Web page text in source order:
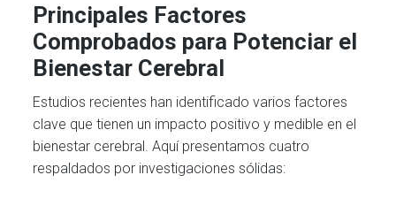
Principales Factores
Comprobados para Potenciar el
Bienestar Cerebral
Estudios recientes han identificado varios factores
clave que tienen un impacto positivo y medible en el
bienestar cerebral. Aquí presentamos cuatro
respaldados por investigaciones sólidas: